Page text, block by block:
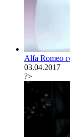
Alfa Romeo
03.04.2017
?>